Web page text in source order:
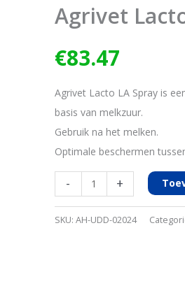
Agrivet
€83.47
Agrivet Lacto LA Spray is
basis van melkzuur.
Gebruik na het melken.
Optimale beschermen
-
Lacto
LA
+
SKU: AH-UDD-02024